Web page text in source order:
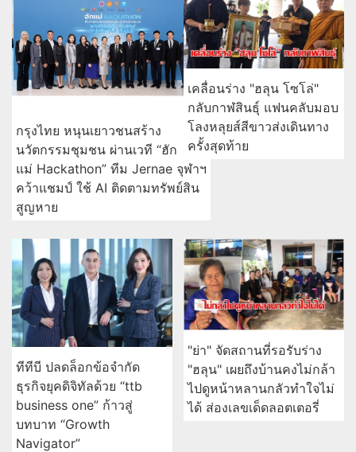
กรุงไทย หนุนเยาวชนสร้าง
นวัตกรรมชุมชน ผ่านเวที “ฮัก
แม่ Hackathon” ทีม Jernae จุฬาฯ
คว้าแชมป์ ใช้ AI ติดตามทรัพย์สิน
สูญหาย
เคลื่อนร่าง "ฮลุน โซโล่"
กลับกาฬสินธุ์ แฟนคลับมอบ
โลงหลุยส์สีขาวส่งเดินทาง
ครั้งสุดท้าย
ทีทีบี ปลดล็อกข้อจำกัด
ธุรกิจยุคดิจิทัลด้วย “ttb
business one” ก้าวสู่
บทบาท “Growth
Navigator”
"ย่า" จัดสถานที่รอรับร่าง
"ฮลุน" เผยถึงบ้านคงไม่กล้า
ไปดูหน้าหลานกลัวทำใจไม่
ได้ ส่องเลขเด็ดลอตเตอรี่